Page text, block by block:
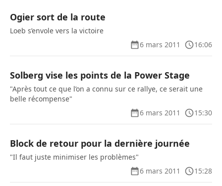
Ogier sort de la route
Loeb s’envole vers la victoire
6 mars 2011
16:06
Solberg vise les points de la Power Stage
"Après tout ce que l’on a connu sur ce rallye, ce serait une
belle récompense"
6 mars 2011
15:30
Block de retour pour la dernière journée
"Il faut juste minimiser les problèmes"
6 mars 2011
15:28